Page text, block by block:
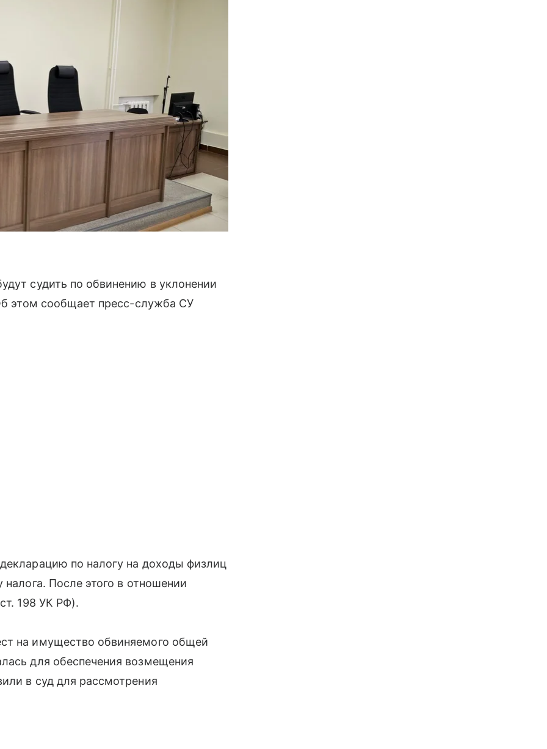
судить по обвинению в уклонении
этом сообщает пресс-служба СУ
по налогу на доходы физлиц
После этого в отношении
198 УК РФ).
на имущество обвиняемого общей
для обеспечения возмещения
в суд для рассмотрения